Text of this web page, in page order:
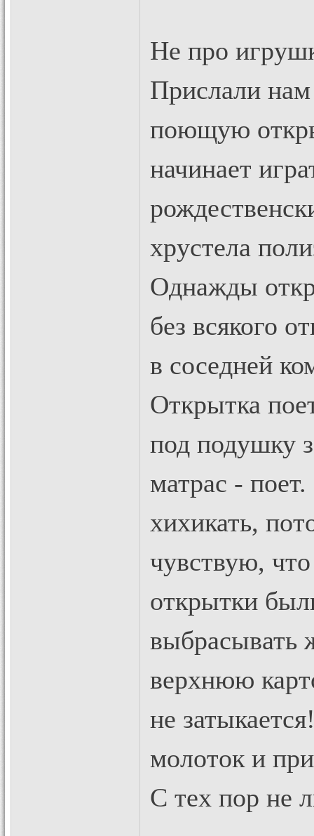
Не про
Прислали нам
поющую
начинает
хрустела
Однажды
без всякого
в соседней
Открытка
под подушку
матрас -
хихикать,
чувствую,
открытки
выбрасывать
верхнюю
не
молоток и
С тех пор не